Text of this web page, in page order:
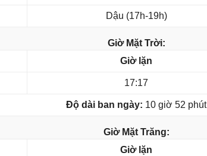
Dậu (17h-19h)
Giờ Mặt Trời:
Giờ lặn
17:17
Độ dài ban ngày: 10 giờ 52 phút
Giờ Mặt Trăng:
Giờ lặn